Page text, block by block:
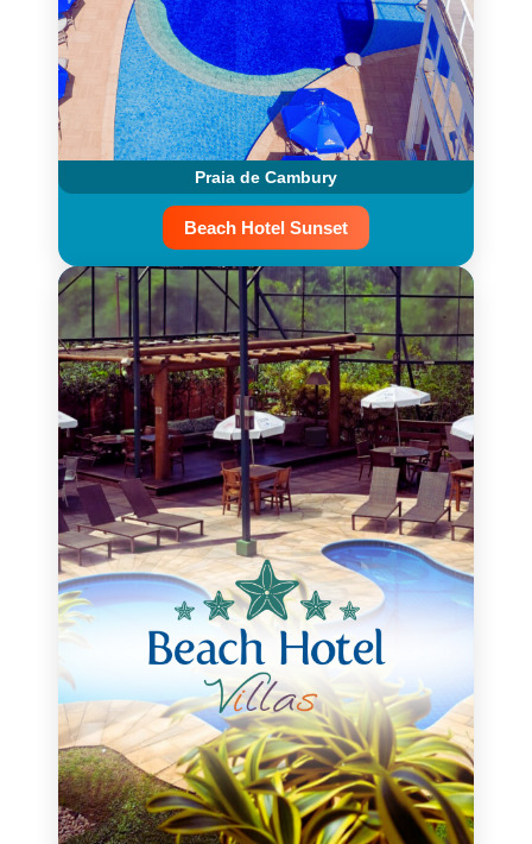
Praia de Cambury
Beach Hotel Sunset